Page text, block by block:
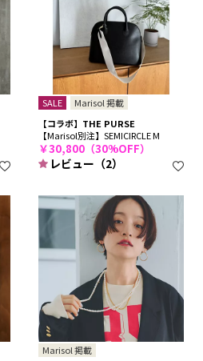
SALE
Marisol 掲載
【コラボ】THE PURSE
【Marisol別注】SEMICIRCLE M
￥30,800（30%OFF）
レビュー（2）
Marisol 掲載